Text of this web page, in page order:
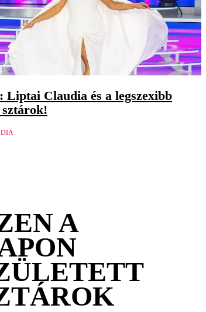
Liptai Claudia és a legszexibb
sztárok!
A